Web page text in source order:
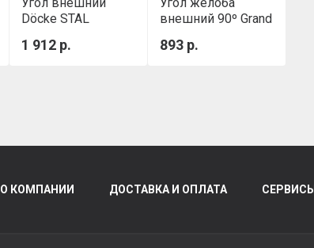
Угол внешний
Döcke STAL
Шоколад
1 912 р.
Угол желоба
внешний 90º Grand
Коричневый) ПЭ
893 р.
О КОМПАНИИ ДОСТАВКА И ОПЛАТА СЕРВИСЫ